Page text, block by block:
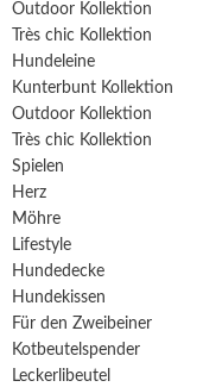
Outdoor Kollektion
Très chic Kollektion
Hundeleine
Kunterbunt Kollektion
Outdoor Kollektion
Très chic Kollektion
Spielen
Herz
Möhre
Lifestyle
Hundedecke
Hundekissen
Für den Zweibeiner
Kotbeutel­spender
Leckerlibeutel